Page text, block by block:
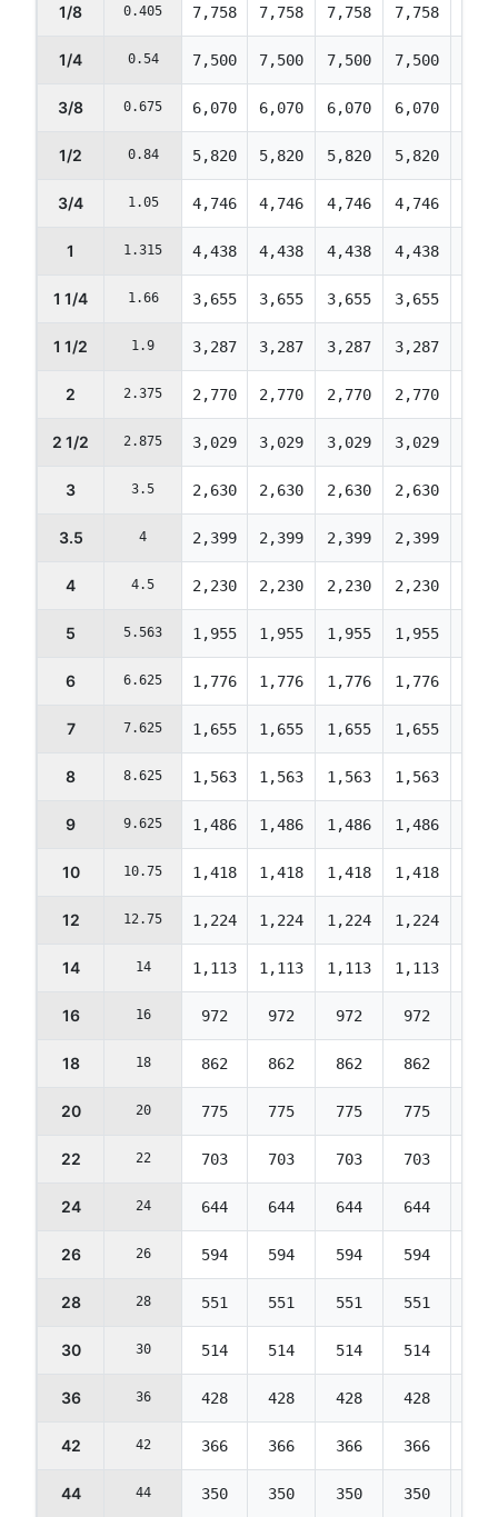
1/8 0.405 7,758 7,758 7,758 7,758
1/4 0.54 7,500 7,500 7,500 7,500
3/8 0.675 6,070 6,070 6,070 6,070
1/2 0.84 5,820 5,820 5,820 5,820
3/4 1.05 4,746 4,746 4,746 4,746
1 1.315 4,438 4,438 4,438 4,438
1 1/4 1.66 3,655 3,655 3,655 3,655
1 1/2 1.9 3,287 3,287 3,287 3,287
2 2.375 2,770 2,770 2,770 2,770
2 1/2 2.875 3,029 3,029 3,029 3,029
3 3.5 2,630 2,630 2,630 2,630
3.5 4 2,399 2,399 2,399 2,399
4 4.5 2,230 2,230 2,230 2,230
5 5.563 1,955 1,955 1,955 1,955
6 6.625 1,776 1,776 1,776 1,776
7 7.625 1,655 1,655 1,655 1,655
8 8.625 1,563 1,563 1,563 1,563
9 9.625 1,486 1,486 1,486 1,486
10 10.75 1,418 1,418 1,418 1,418
12 12.75 1,224 1,224 1,224 1,224
14 14 1,113 1,113 1,113 1,113
16 16 972 972 972 972
18 18 862 862 862 862
20 20 775 775 775 775
22 22 703 703 703 703
24 24 644 644 644 644
26 26 594 594 594 594
28 28 551 551 551 551
30 30 514 514 514 514
36 36 428 428 428 428
42 42 366 366 366 366
44 44 350 350 350 350